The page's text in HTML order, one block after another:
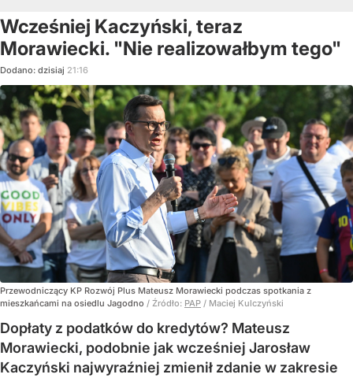
Wcześniej Kaczyński, teraz
Morawiecki. "Nie realizowałbym tego"
Dodano: dzisiaj 21:16
Przewodniczący KP Rozwój Plus Mateusz Morawiecki podczas spotkania z
mieszkańcami na osiedlu Jagodno / Źródło: PAP / Maciej Kulczyński
Dopłaty z podatków do kredytów? Mateusz
Morawiecki, podobnie jak wcześniej Jarosław
Kaczyński najwyraźniej zmienił zdanie w zakresie